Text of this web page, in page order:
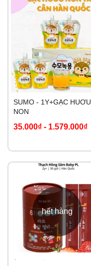
SUMO - 1Y+GẠC HUƠU
NON
35.000₫ - 1.579.000₫
hết hàng